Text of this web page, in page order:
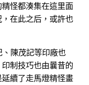
怪都湊集在這里面
在此之后，或許也
陳茂記等印廠也
制技巧也由曩昔的
續了走馬燈精怪畫